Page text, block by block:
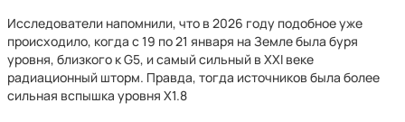
Исследователи напомнили, что в 2026 году подобное уже
происходило, когда с 19 по 21 января на Земле была буря
уровня, близкого к G5, и самый сильный в XXI веке
радиационный шторм. Правда, тогда источников была более
сильная вспышка уровня X1.8